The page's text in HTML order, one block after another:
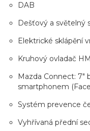
DAB
Dešťový a světelný
Elektrické sklápění
Kruhový ovladač
Mazda Connect: 7"
smartphonem
Systém prevence
Vyhřívaná přední